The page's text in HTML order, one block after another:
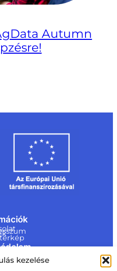
kezelése
Autumn
nyilatkozat